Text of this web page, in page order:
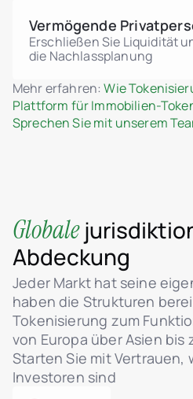
Vermögende
Erschließen Sie Liquidität
die Nachlassplanung
Mehr erfahren:Wie
Plattform für Immobilien-
Sprechen Sie mit unserem
Globale
Abdeckung
Jeder Markt hat seine
haben die Strukturen
Tokenisierung zum
von Europa über Asien bis
Starten Sie mit Vertrauen,
Investoren sind